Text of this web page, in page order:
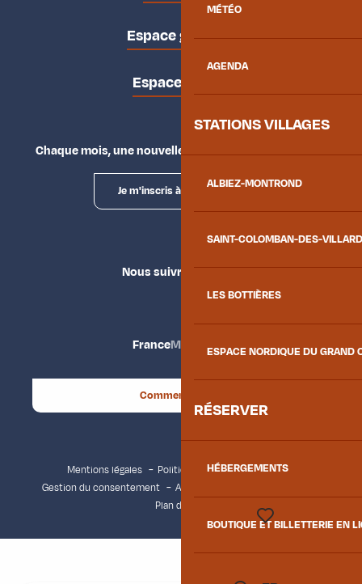
MÉTÉO
AGENDA
STATIONS VILLAGES
ALBIEZ-MONTROND
SAINT-COLOMBAN-DES-
LES BOTTIÈRES
ESPACE NORDIQUE DU GRAND
RÉSERVER
HÉBERGEMENTS
BOUTIQUE ET BILLETTERIE EN
Espace groupes
Espace presse
Chaque mois, une nouvelle façon d'explorer la vallée.
Je m'inscris à la newsletter
Nous suivre
FranceMaurienne
Comment venir ?
Mentions légales
Politique de confidentialité
Gestion du consentement
Accessibilité : non conforme
Plan du site